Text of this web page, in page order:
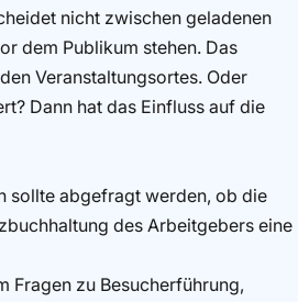
nicht zwischen geladenen
dem Publikum stehen. Das
Veranstaltungsortes. Oder
Dann hat das Einfluss auf die
sollte abgefragt werden, ob die
des Arbeitgebers eine
Fragen zu Besucherführung,